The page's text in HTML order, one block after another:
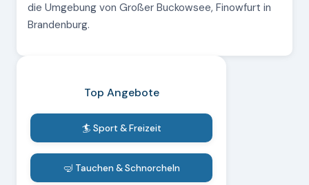
die Umgebung von Großer Buckowsee, Finowfurt in
Brandenburg.
Top Angebote
🏄 Sport & Freizeit
🤿 Tauchen & Schnorcheln